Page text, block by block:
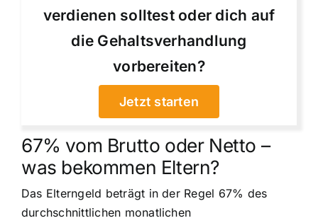
verdienen solltest oder dich auf
die Gehaltsverhandlung
vorbereiten?
Jetzt starten
67% vom Brutto oder Netto –
was bekommen Eltern?
Das Elterngeld beträgt in der Regel 67% des
durchschnittlichen monatlichen